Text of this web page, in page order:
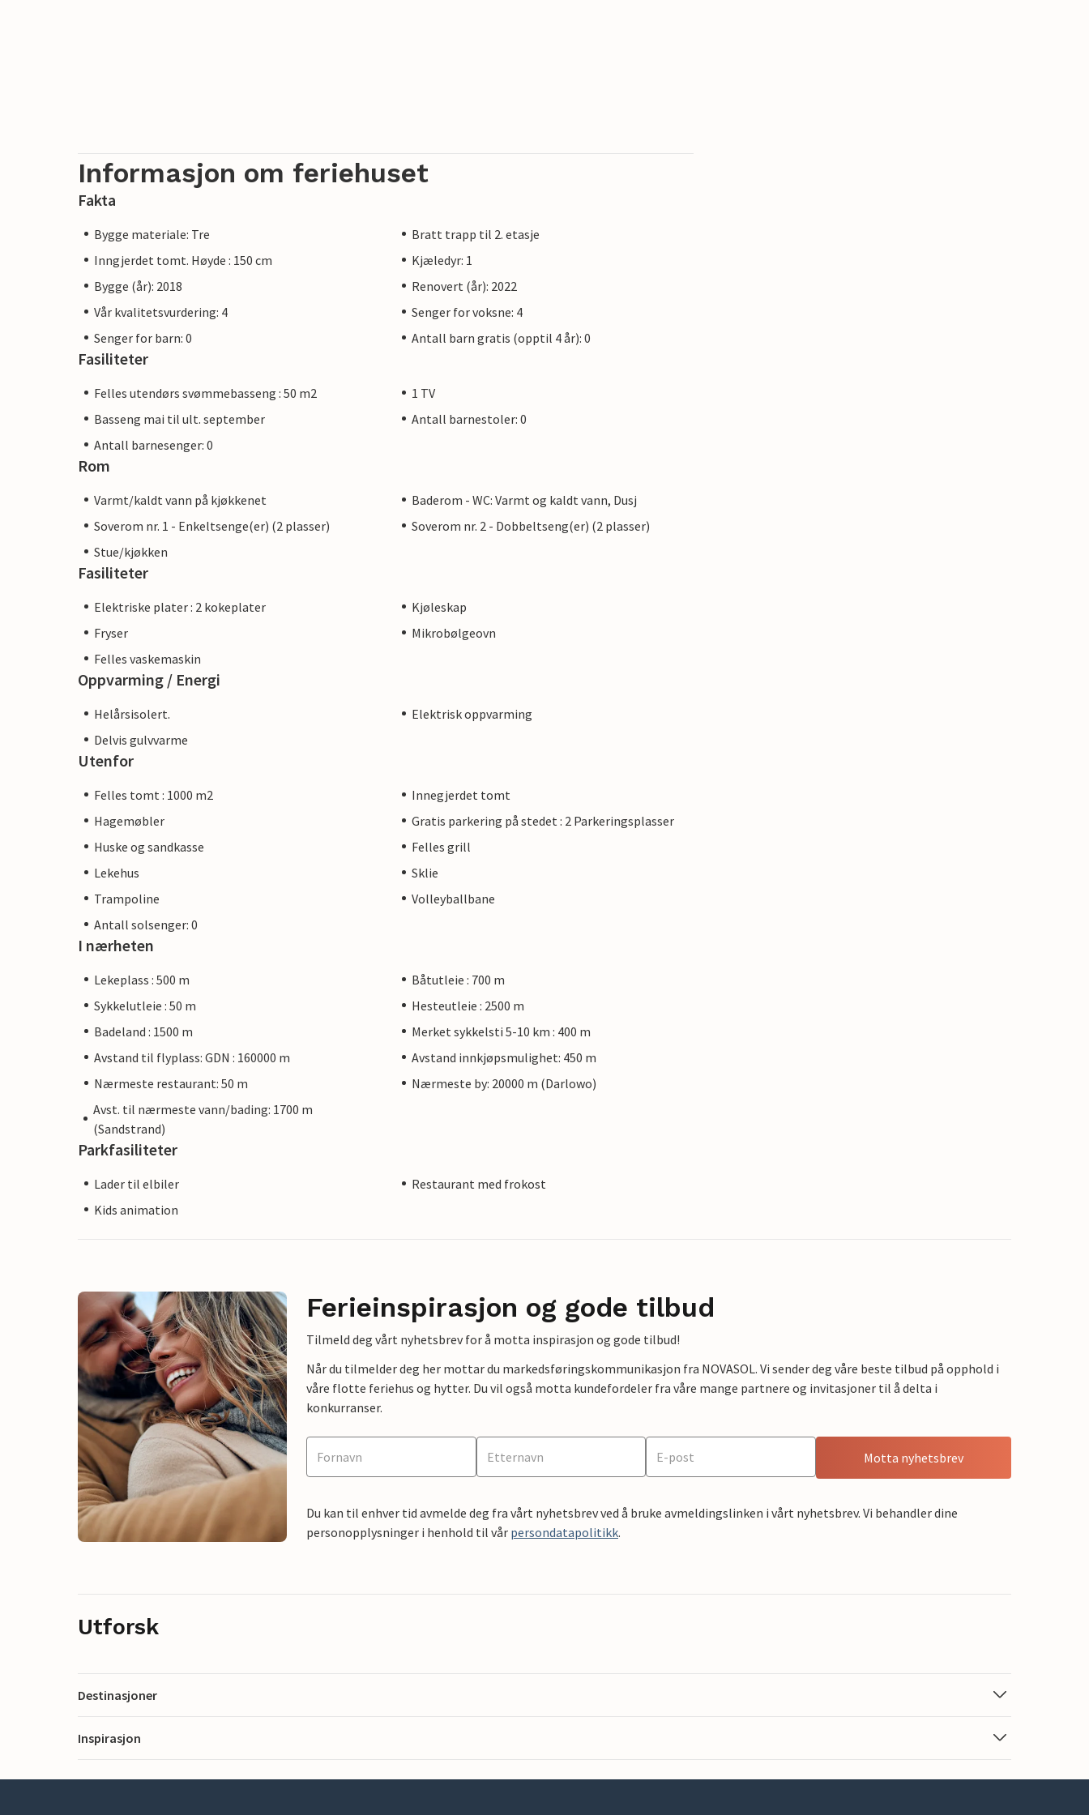
Informasjon om feriehuset
Fakta
Bygge materiale: Tre
Bratt trapp til 2. etasje
Inngjerdet tomt. Høyde : 150 cm
Kjæledyr: 1
Bygge (år): 2018
Renovert (år): 2022
Vår kvalitetsvurdering: 4
Senger for voksne: 4
Senger for barn: 0
Antall barn gratis (opptil 4 år): 0
Fasiliteter
Felles utendørs svømmebasseng : 50 m2
1 TV
Basseng mai til ult. september
Antall barnestoler: 0
Antall barnesenger: 0
Rom
Varmt/kaldt vann på kjøkkenet
Baderom - WC: Varmt og kaldt vann, Dusj
Soverom nr. 1 - Enkeltsenge(er) (2 plasser)
Soverom nr. 2 - Dobbeltseng(er) (2 plasser)
Stue/kjøkken
Fasiliteter
Elektriske plater : 2 kokeplater
Kjøleskap
Fryser
Mikrobølgeovn
Felles vaskemaskin
Oppvarming / Energi
Helårsisolert.
Elektrisk oppvarming
Delvis gulvvarme
Utenfor
Felles tomt : 1000 m2
Innegjerdet tomt
Hagemøbler
Gratis parkering på stedet : 2 Parkeringsplasser
Huske og sandkasse
Felles grill
Lekehus
Sklie
Trampoline
Volleyballbane
Antall solsenger: 0
I nærheten
Lekeplass : 500 m
Båtutleie : 700 m
Sykkelutleie : 50 m
Hesteutleie : 2500 m
Badeland : 1500 m
Merket sykkelsti 5-10 km : 400 m
Avstand til flyplass: GDN : 160000 m
Avstand innkjøpsmulighet: 450 m
Nærmeste restaurant: 50 m
Nærmeste by: 20000 m (Darlowo)
Avst. til nærmeste vann/bading: 1700 m
(Sandstrand)
Parkfasiliteter
Lader til elbiler
Restaurant med frokost
Kids animation
Ferieinspirasjon og gode tilbud
Tilmeld deg vårt nyhetsbrev for å motta inspirasjon og gode tilbud!
Når du tilmelder deg her mottar du markedsføringskommunikasjon fra NOVASOL. Vi sender deg våre beste tilbud på opphold i
våre flotte feriehus og hytter. Du vil også motta kundefordeler fra våre mange partnere og invitasjoner til å delta i
konkurranser.
Motta nyhetsbrev
Du kan til enhver tid avmelde deg fra vårt nyhetsbrev ved å bruke avmeldingslinken i vårt nyhetsbrev. Vi behandler dine
personopplysninger i henhold til vår persondatapolitikk.
Utforsk
Destinasjoner
Inspirasjon